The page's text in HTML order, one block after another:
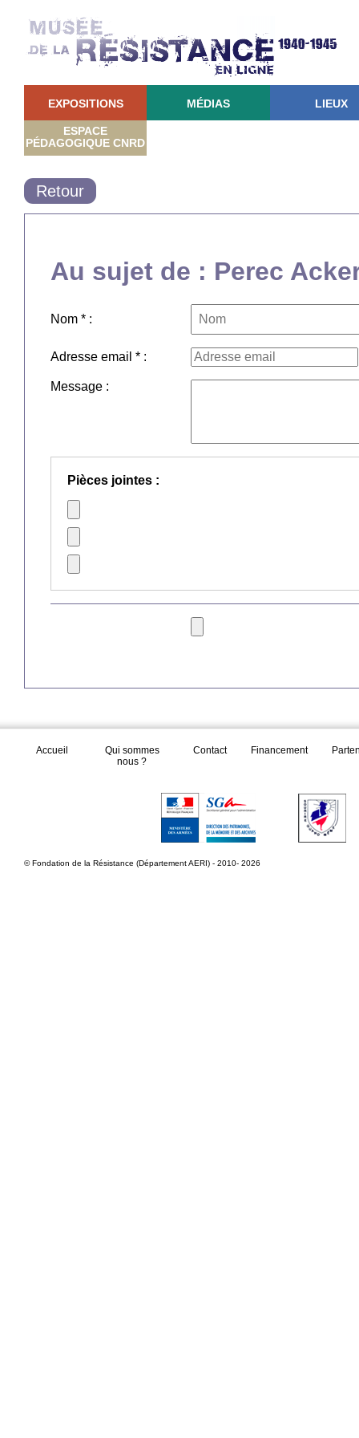
EXPOSITIONS MÉDIAS LIEUX
ESPACE
PÉDAGOGIQUE CNRD
Retour
Au sujet de : Perec
Nom * :
Adresse email * :
Message :
Pièces jointes :
Accueil
Qui sommes
nous ?
Contact Financement
© Fondation de la Résistance (Département AERI) - 2010- 2026